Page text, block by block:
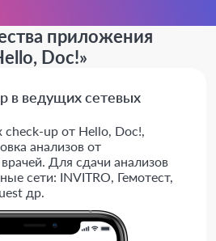
приложения
Doc!»
в ведущих сетевых
check-up от Hello, Doc!,
анализов от
Для сдачи анализов
сети: INVITRO, Гемотест,
др.